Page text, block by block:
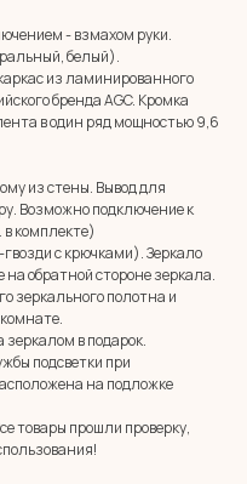
- взмахом руки.
белый).
из ламинированного
бренда AGC. Кромка
в один ряд мощностью 9,6
из стены. Вывод для
Возможно подключение к
в комплекте)
с крючками). Зеркало
обратной стороне зеркала.
зеркального полотна и
в подарок.
подсветки при
на подложке
товары прошли проверку,